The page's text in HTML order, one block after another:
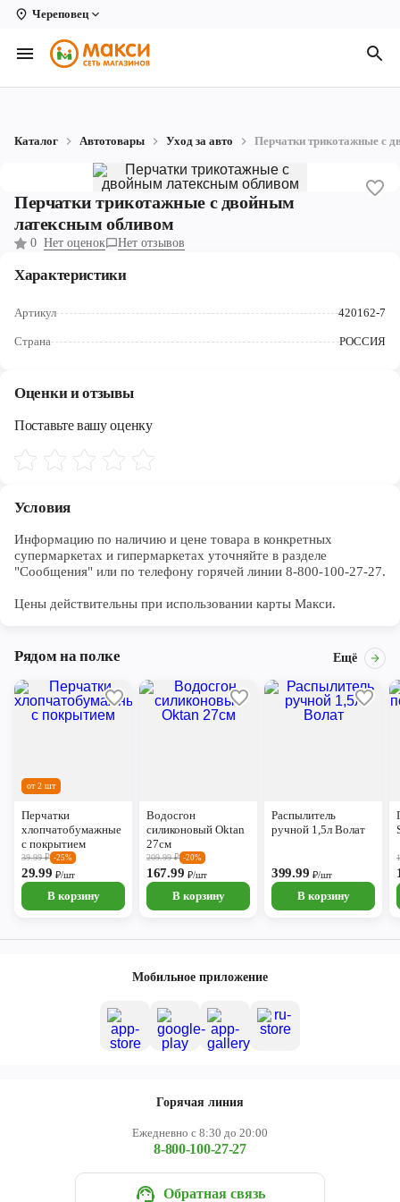
Череповец
Вологда
Архангельск
Коряжма
Рыбинск
Каталог Автотовары Уход за авто Перчатки трикотажные с
Перчатки трикотажные с двойным
латексным обливом
0 Нет оценок Нет отзывов
Характеристики
Артикул 420162-7
Страна РОССИЯ
Оценки и отзывы
Поставьте вашу оценку
Условия
Информацию по наличию и цене товара в конкретных
супермаркетах и гипермаркетах уточняйте в разделе
"Сообщения" или по телефону горячей линии 8-800-100-27-27.
Цены действительны при использовании карты Макси.
Рядом на полке Ещё
от 2 шт
Перчатки
хлопчатобумажные
с покрытием
39.99₽ -25%
29.99₽/шт
В корзину
Водосгон
силиконовый Oktan
27см
209.99₽ -20%
167.99 ₽/шт
В корзину
Распылитель
ручной 1,5л Волат
399.99 ₽/шт
В корзину
Мобильное приложение
Горячая линия
Ежедневно с 8:30 до 20:00
8-800-100-27-27
Обратная связь